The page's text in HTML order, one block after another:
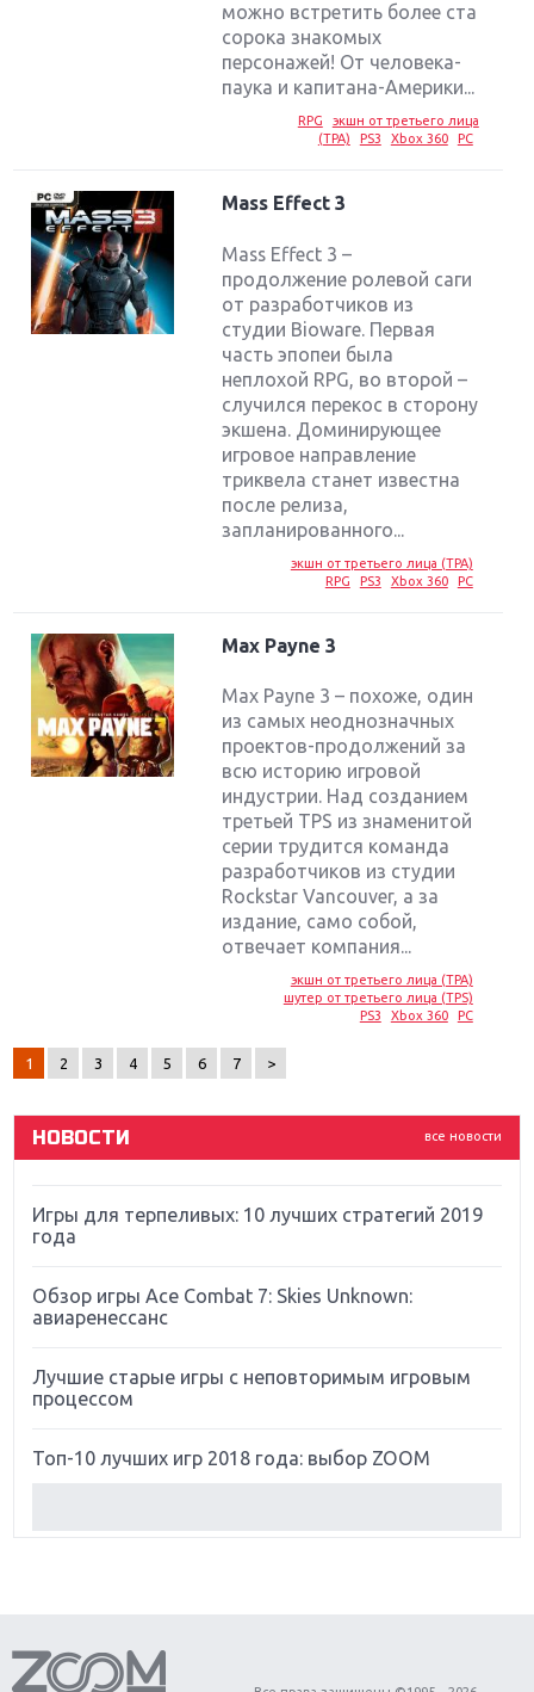
можно встретить более ста
сорока знакомых
персонажей! От человека-
паука и капитана-Америки...
RPG
экшн от третьего лица
(TPA)
PS3 Xbox 360 PC
Mass Effect 3
Mass Effect 3 –
продолжение ролевой саги
от разработчиков из
студии Bioware. Первая
часть эпопеи была
неплохой RPG, во второй –
случился перекос в сторону
экшена. Доминирующее
игровое направление
триквела станет известна
после релиза,
запланированного...
экшн от третьего лица (TPA)
RPG
PS3 Xbox 360 PC
Max Payne 3
Max Payne 3 – похоже, один
из самых неоднозначных
проектов-продолжений за
всю историю игровой
индустрии. Над созданием
третьей TPS из знаменитой
серии трудится команда
разработчиков из студии
Rockstar Vancouver, а за
издание, само собой,
отвечает компания...
экшн от третьего лица (TPA)
шутер от третьего лица (TPS)
PS3
Xbox 360 PC
1 2 3 4 5 6 7 >
все новости
НОВОСТИ
Крупнейшие релизы мая: Nintendo, Microsoft и
Новинки для Nintendo Switch: Labo, South Park и
Far Cry 5: хвалить нельзя ругать
Игры для терпеливых: 10 лучших стратегий 2019
года
Обзор игры Ace Combat 7: Skies Unknown:
авиаренессанс
Лучшие старые игры с неповторимым игровым
процессом
Топ-10 лучших игр 2018 года: выбор ZOOM
Обзор игры Forza Horizon 4: вершина эволюции